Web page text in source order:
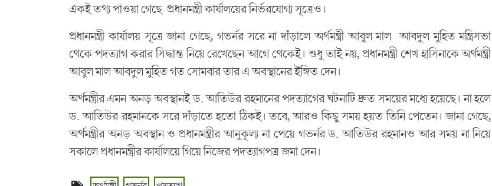
একই তথ্য পাওয়া গেছে প্রধানমন্ত্রী কার্যালয়ের নির্ভরযোগ্য সূত্রেও।
প্রধানমন্ত্রী কার্যালয় সূত্রে জানা গেছে, গভর্নর সরে না দাঁড়ালে অর্থমন্ত্রী আবুল মাল আবদুল মুহিত মন্ত্রিসভা
থেকে পদত্যাগ করার সিদ্ধান্ত নিয়ে রেখেছেন আগে থেকেই। শুধু তাই নয়, প্রধানমন্ত্রী শেখ হাসিনাকে অর্থমন্ত্রী
আবুল মাল আবদুল মুহিত গত সোমবার তার এ অবস্থানের ইঙ্গিত দেন।
অর্থমন্ত্রীর এমন অনড় অবস্থানই ড. আতিউর রহমানের পদত্যাগের ঘটনাটি দ্রুত সময়ের মধ্যে হয়েছে। না হলে
ড. আতিউর রহমানকে সরে দাঁড়াতে হতো ঠিকই। তবে, আরও কিছু সময় হয়ত তিনি পেতেন। জানা গেছে,
অর্থমন্ত্রীর অনড় অবস্থান ও প্রধানমন্ত্রীর আনুকূল্য না পেয়ে গভর্নর ড. আতিউর রহমানও আর সময় না নিয়ে
সকালে প্রধানমন্ত্রীর কার্যালয়ে গিয়ে নিজের পদত্যাগপত্র জমা দেন।